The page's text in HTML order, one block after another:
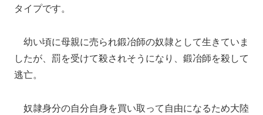
タイプです。
幼い頃に母親に売られ鍛冶師の奴隷として生きていま
したが、罰を受けて殺されそうになり、鍛冶師を殺して
逃亡。
奴隷身分の自分自身を買い取って自由になるため大陸